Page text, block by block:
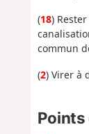
(18)
commun
(2) Virer à
Points